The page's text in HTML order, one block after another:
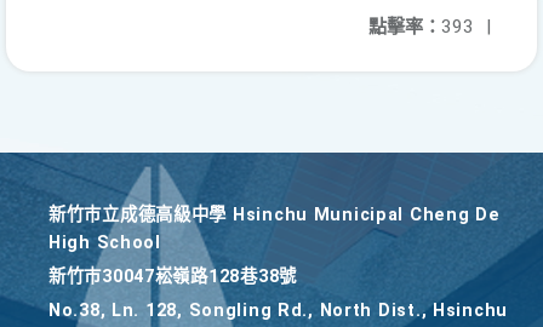
點擊率： 393 |
新竹巿立成德高級中學 Hsinchu Municipal Cheng De
High School
新竹巿30047崧嶺路128巷38號
No.38, Ln. 128, Songling Rd., North Dist., Hsinchu